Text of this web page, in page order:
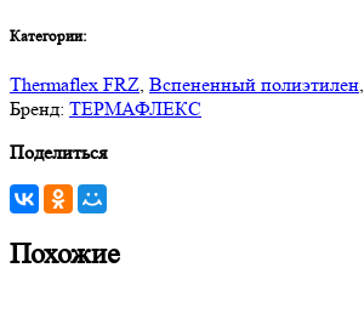
Категории:
Thermaflex FRZ, Вспененный полиэтилен,
Бренд: ТЕРМАФЛЕКС
Поделиться
Похожие